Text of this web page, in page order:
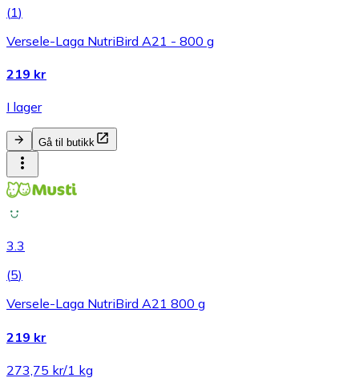
(1)
Versele-Laga NutriBird A21 - 800 g
219 kr
I lager
Gå til butikk
3.3
(5)
Versele-Laga NutriBird A21 800 g
219 kr
273,75 kr/1 kg